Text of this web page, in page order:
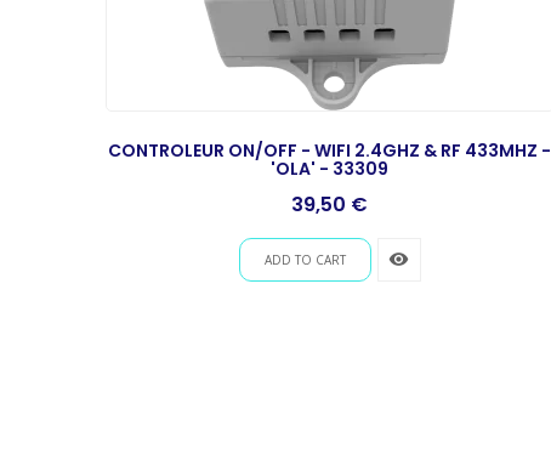
CONTROLEUR ON/OFF - WIFI 2.4GHZ & RF 433MHZ -
'OLA' - 33309
Prix
39,50 €
ADD TO CART remove_red_eye